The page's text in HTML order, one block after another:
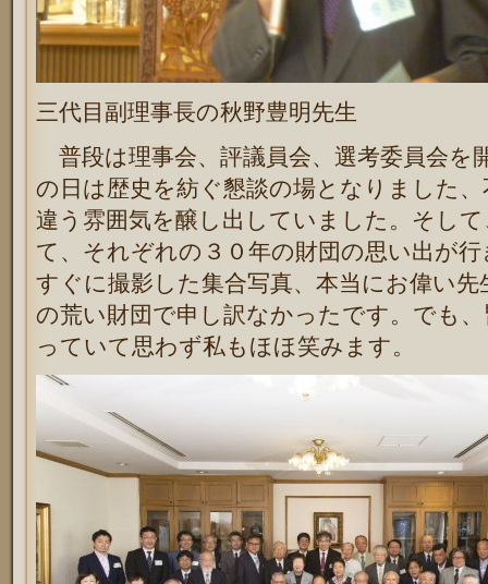
三代目副理事長の秋野豊明先生
普段は理事会、評議員会、選考委員会を
の日は歴史を紡ぐ懇談の場となりました
違う雰囲気を醸し出していました。そし
て、それぞれの３０年の財団の思い出が
すぐに撮影した集合写真、本当にお偉い
の荒い財団で申し訳なかったです。でも
っていて思わず私もほほ笑みます。